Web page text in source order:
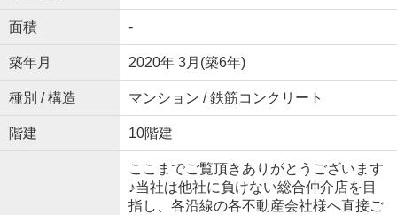
面積 -
築年月 2020年 3月(築6年)
種別 / 構造 マンション / 鉄筋コンクリート
階建 10階建
ここまでご覧頂きありがとうございます
♪当社は他社に負けない総合仲介店を目
指し、各沿線の各不動産会社様へ直接ご